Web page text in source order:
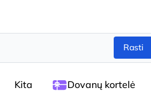
Rasti
Kita Dovanų kortelė